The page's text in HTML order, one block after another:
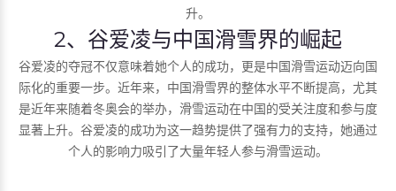
升。
2、谷爱凌与中国滑雪界的崛起
谷爱凌的夺冠不仅意味着她个人的成功，更是中国滑雪运动迈向国
际化的重要一步。近年来，中国滑雪界的整体水平不断提高，尤其
是近年来随着冬奥会的举办，滑雪运动在中国的受关注度和参与度
显著上升。谷爱凌的成功为这一趋势提供了强有力的支持，她通过
个人的影响力吸引了大量年轻人参与滑雪运动。